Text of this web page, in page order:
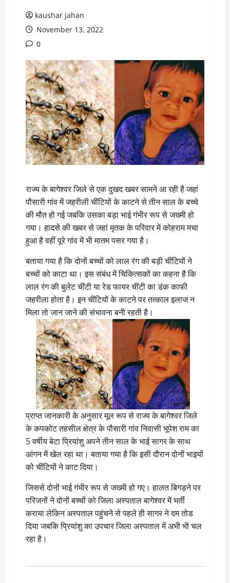
kaushar jahan
November 13, 2022
0
राज्य के बागेश्वर जिले से एक दुखद खबर सामने आ रही है जहां
पौसारी गांव में जहरीली चींटियों के काटने से तीन साल के बच्चे
की मौत हो गई जबकि उसका बड़ा भाई गंभीर रूप से जख्मी हो
गया। हादसे की खबर से जहां मृतक के परिवार में कोहराम मचा
हुआ है वहीं पूरे गांव में भी मातम पसर गया है।
बताया गया है कि दोनों बच्चों को लाल रंग की बड़ी चींटियों ने
बच्चों को काटा था। इस संबंध में चिकित्सकों का कहना है कि
लाल रंग की बुलेट चींटी या रेड फायर चींटी का डंक काफी
जहरीला होता है। इन चींटियों के काटने पर तत्काल इलाज न
मिला तो जान जाने की संभावना बनी रहती है।
प्राप्त जानकारी के अनुसार मूल रूप से राज्य के बागेश्वर जिले
के कपकोट तहसील क्षेत्र के पौसारी गांव निवासी भूपेश राम का
5 वर्षीय बेटा प्रियांशु अपने तीन साल के भाई सागर के साथ
आंगन में खेल रहा था। बताया गया है कि इसी दौरान दोनों भाइयों
को चींटियों ने काट दिया।
जिससे दोनों भाई गंभीर रूप से जख्मी हो गए। हालत बिगड़ने पर
परिजनों ने दोनों बच्चों को जिला अस्पताल बागेश्वर में भर्ती
कराया लेकिन अस्पताल पहुंचने से पहले ही सागर ने दम तोड
दिया जबकि प्रियांशु का उपचार जिला अस्पताल में अभी भी चल
रहा है।